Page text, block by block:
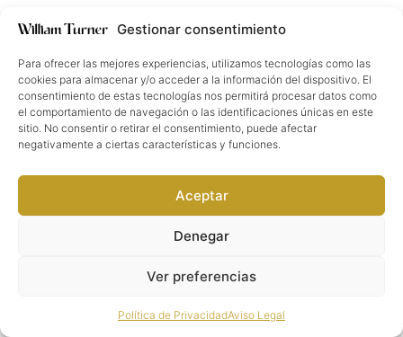
Gestionar consentimiento
Para ofrecer las mejores experiencias, utilizamos tecnologías como las
cookies para almacenar y/o acceder a la información del dispositivo. El
consentimiento de estas tecnologías nos permitirá procesar datos como
el comportamiento de navegación o las identificaciones únicas en este
sitio. No consentir o retirar el consentimiento, puede afectar
negativamente a ciertas características y funciones.
Aceptar
Denegar
Ver preferencias
Política de PrivacidadAviso Legal
William Turner®. Todos los derechos reservados 2026©